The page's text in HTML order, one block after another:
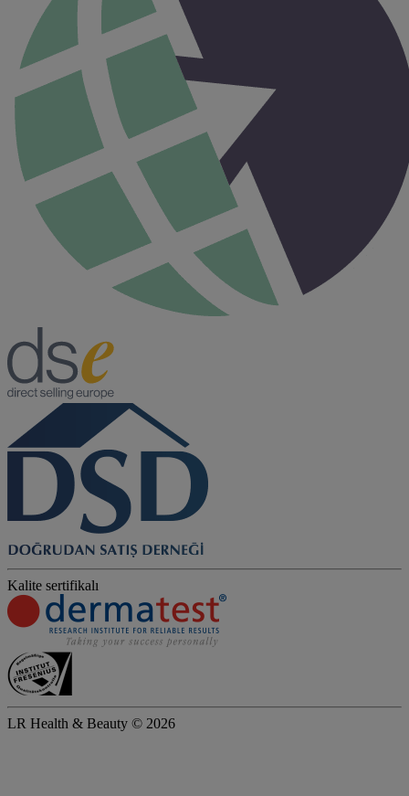
Kalite sertifikalı
LR Health & Beauty © 2026